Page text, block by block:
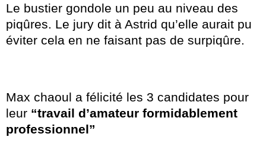
Le bustier gondole un peu au niveau des
piqûres. Le jury dit à Astrid qu’elle aurait pu
éviter cela en ne faisant pas de surpiqûre.
Max chaoul a félicité les 3 candidates pour
leur “travail d’amateur formidablement
professionnel”